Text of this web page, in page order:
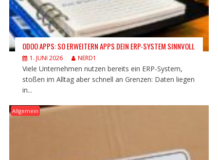
ODOO APPS: SO ERWEITERN APPS DEIN ERP-SYSTEM SINNVOLL
1. JUNI 2026 NERD1
Viele Unternehmen nutzen bereits ein ERP-System,
stoßen im Alltag aber schnell an Grenzen: Daten liegen
in...
Allgemein